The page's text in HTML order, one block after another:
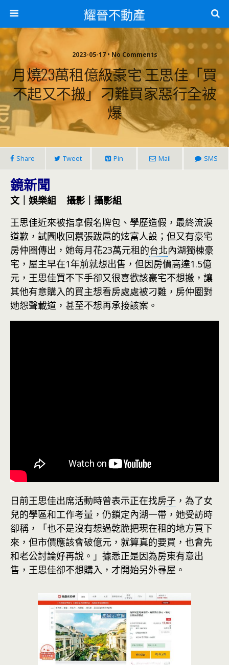
耀晉不動產
2023-05-17 • No Comments
月燒23萬租億級豪宅 王思佳「買
不起又不搬」刁難買家惡行全被
爆
Share Tweet Pin Mail SMS
鏡新聞
文｜娛樂組 攝影｜攝影組
王思佳近來被指拿假名牌包、學歷造假，最終流淚
道歉，試圖收回囂張跋扈的炫富人設；但又有豪宅
房仲圈傳出，她每月花23萬元租的台北內湖獨棟豪
宅，屋主早在1年前就想出售，但因房價高達1.5億
元，王思佳買不下手卻又很喜歡該豪宅不想搬，讓
其他有意購入的買主想看房處處被刁難，房仲圈對
她怨聲載道，甚至不想再承接該案。
日前王思佳出席活動時曾表示正在找房子 ，為了女
兒的學區和工作考量，仍鎖定內湖一帶，她受訪時
卻稱，「也不是沒有想過乾脆把現在租的地方買下
來，但市價應該會破億元，就算真的要買，也會先
和老公討論好再說。」據悉正是因為房東有意出
售，王思佳卻不想購入，才開始另外尋屋。